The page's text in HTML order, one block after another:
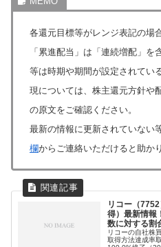
各還元目標等がレンジ表記の場
「累進配当」は「連続増配」
等は時期や期間が設定されてい
現については、株主還元方針や
の原文をご確認ください。
最新の情報に更新されていない
欄からご連絡いただけると助か
リコー（
得）最新情報
数に対する割
リコーの自社株
取得方法達成率